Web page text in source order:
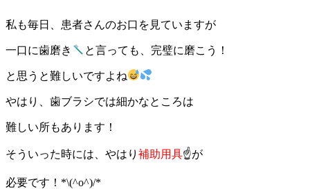
私も毎日、患者さんのお口を見ていますが
一口に歯磨き と言っても、完璧に磨こう！
と思うと難しいですよね
やはり、歯ブラシでは細かなところは
難しい所もあります！
そういった時には、やはり 補助用具☝️が
必要です！*\(^o^)/*